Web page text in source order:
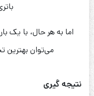
اما به هر حال، با یک
می‌توان بهترین
نتیجه گیری